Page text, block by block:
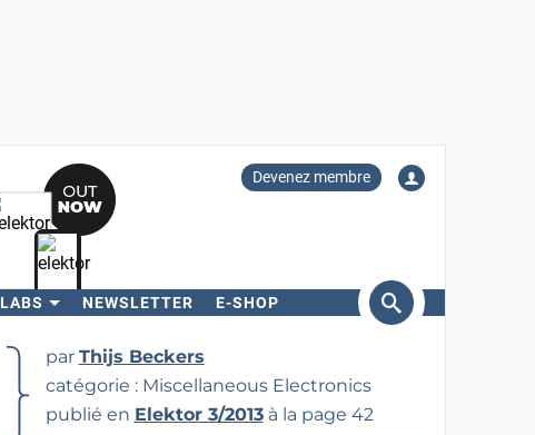
Devenez membre
LABS NEWSLETTER E-SHOP
Rechercher
par Thijs Beckers
catégorie : Miscellaneous Electronics
publié en Elektor 3/2013à la page 42